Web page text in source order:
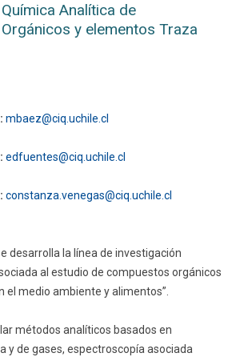
Analítica de
y elementos Traza
mbaez@ciq.uchile.cl
edfuentes@ciq.uchile.cl
constanza.venegas@ciq.uchile.cl
desarrolla la línea de investigación
al estudio de compuestos orgánicos
el medio ambiente y alimentos”.
métodos analíticos basados en
y de gases, espectroscopía asociada